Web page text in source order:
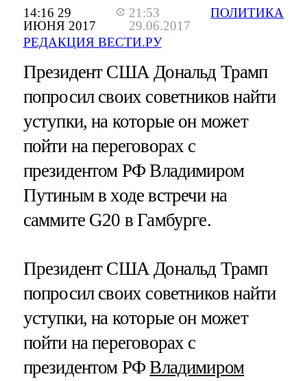
14:16 29
ИЮНЯ 2017
21:53
29.06.2017
РЕДАКЦИЯ ВЕСТИ.РУ
ПОЛИТИКА
Президент США Дональд Трамп
попросил своих советников найти
уступки, на которые он может
пойти на переговорах с
президентом РФ Владимиром
Путиным в ходе встречи на
саммите G20 в Гамбурге.
Президент США Дональд Трамп
попросил своих советников найти
уступки, на которые он может
пойти на переговорах с
президентом РФВладимиром